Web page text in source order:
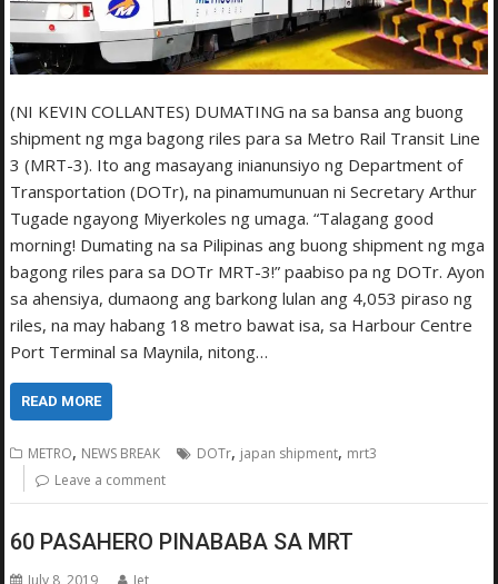
(NI KEVIN COLLANTES) DUMATING na sa bansa ang buong
shipment ng mga bagong riles para sa Metro Rail Transit Line
3 (MRT-3). Ito ang masayang inianunsiyo ng Department of
Transportation (DOTr), na pinamumunuan ni Secretary Arthur
Tugade ngayong Miyerkoles ng umaga. “Talagang good
morning! Dumating na sa Pilipinas ang buong shipment ng mga
bagong riles para sa DOTr MRT-3!” paabiso pa ng DOTr. Ayon
sa ahensiya, dumaong ang barkong lulan ang 4,053 piraso ng
riles, na may habang 18 metro bawat isa, sa Harbour Centre
Port Terminal sa Maynila, nitong…
READ MORE
METRO, NEWS BREAK DOTr, japan shipment, mrt3
Leave a comment
60 PASAHERO PINABABA SA MRT
July 8, 2019 Jet